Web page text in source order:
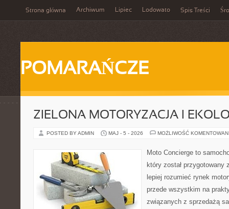
Strona główna Archiwum Lipiec Lodowato Spis Treści
POMARAŃCZE
ZIELONA MOTORYZACJA I
POSTED BY ADMIN MAJ - 5 - 2026 MOŻLIWOŚĆ
Moto Concierge to
który został
lepiej rozumieć rynek
przede wszystkim na
związanych z sprzedażą